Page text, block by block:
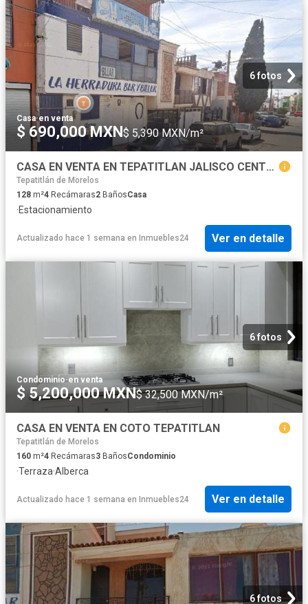
6 fotos
Casa·en venta
$ 690,000 MXN$ 5,390 MXN/m²
CASA EN VENTA EN TEPATITLAN JALISCO CENTRO GONZALO CURIEL
Tepatitlán de Morelos
128 m²4 Recámaras2 BañosCasa
·Estacionamiento
Actualizado hace 1 semana en Inmuebles24 Ver en detalle
6 fotos
Condominio·en venta
$ 5,200,000 MXN$ 32,500 MXN/m²
CASA EN VENTA EN COTO TEPATITLAN
Tepatitlán de Morelos
160 m²4 Recámaras3 BañosCondominio
·Terraza·Alberca
Actualizado hace 1 semana en Inmuebles24 Ver en detalle
6 fotos